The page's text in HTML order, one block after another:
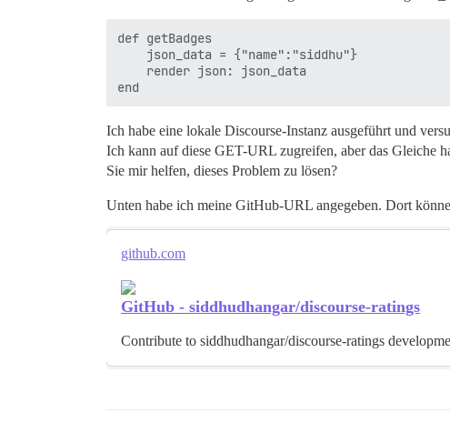
def getBadges
Ich habe eine lokale Discourse-Instanz ausgeführt und
Ich kann auf diese GET-URL zugreifen, aber das Gleiche
Sie mir helfen, dieses Problem zu lösen?
Unten habe ich meine GitHub-URL angegeben. Dort
github.com
GitHub - siddhudhangar/discourse-ratings
Contribute to siddhudhangar/discourse-ratings